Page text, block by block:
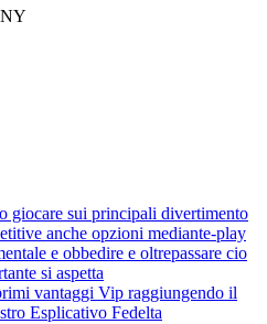
giocare sui principali divertimento
anche opzioni mediante-play
e obbedire e oltrepassare cio
si aspetta
vantaggi Vip raggiungendo il
Esplicativo Fedelta